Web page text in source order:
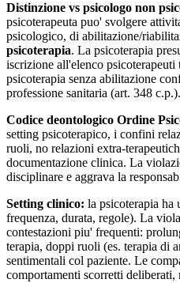
Distinzione vs psicologo non
psicoterapeuta puo' svolgere
psicologico, di abilitazione/
psicoterapia. La psicoterapia
iscrizione all'elenco
psicoterapia senza abilitazione
professione sanitaria (art. 348 c.p.).
Codice deontologico Ordine
setting psicoterapico, i confini
ruoli, no relazioni extra-
documentazione clinica. La
disciplinare e aggrava la
Setting clinico: la psicoterapia ha
frequenza, durata, regole). La
contestazioni piu' frequenti:
terapia, doppi ruoli (es. terapia di
sentimentali col paziente. Le
comportamenti scorretti deliberati,